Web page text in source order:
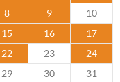
8 9
10
15 16
17
22 23
24
29 30
31